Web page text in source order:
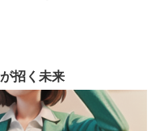
招く未来